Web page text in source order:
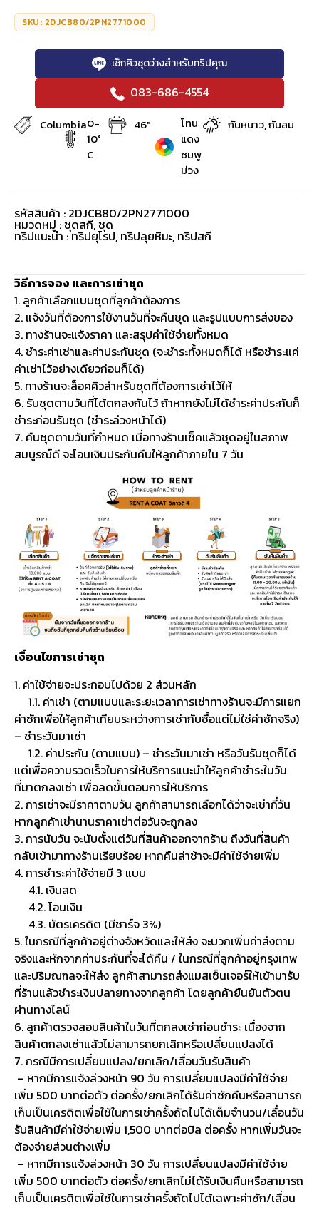
SKU: 2DJCB80/2PN2771000
เช็กคิวชุดว่างสำหรับทริปคุณ
083-686-4554
Columbia0-
10°
C
46"
โทน
แดง
ชมพู
ม่วง
กันหนาว, กันลม
รหัสสินค้า : 2DJCB80/2PN2771000
หมวดหมู่ :ชุดสกี,ชุด
ทริปแนะนำ : ทริปยุโรป, ทริปลุยหิมะ, ทริปสกี
วิธีการจอง และการเช่าชุด
1. ลูกค้าเลือกแบบชุดที่ลูกค้าต้องการ
2. แจ้งวันที่ต้องการใช้งานวันที่จะคืนชุด และรูปแบบการส่งของ
3. ทางร้านจะแจ้งราคา และสรุปค่าใช้จ่ายทั้งหมด
4. ชำระค่าเช่าและค่าประกันชุด (จะชำระทั้งหมดก็ได้ หรือชำระแค่
ค่าเช่าไว้อย่างเดียวก่อนก็ได้)
5. ทางร้านจะล็อคคิวสำหรับชุดที่ต้องการเช่าไว้ให้
6. รับชุดตามวันที่ได้ตกลงกันไว้ ถ้าหากยังไม่ได้ชำระค่าประกันก็
ชำระก่อนรับชุด (ชำระล่วงหน้าได้)
7. คืนชุดตามวันที่กำหนด เมื่อทางร้านเช็คแล้วชุดอยู่ในสภาพ
สมบูรณ์ดี จะโอนเงินประกันคืนให้ลูกค้าภายใน 7 วัน
เงื่อนไขการเช่าชุด
1. ค่าใช้จ่ายจะประกอบไปด้วย 2 ส่วนหลัก
1.1. ค่าเช่า (ตามแบบและระยะเวลาการเช่าทางร้านจะมีการแยก
ค่าซักเพื่อให้ลูกค้าเทียบระหว่างการเช่ากับซื้อแต่ไม่ใช่ค่าซักจริง)
– ชำระวันมาเช่า
1.2. ค่าประกัน (ตามแบบ) – ชำระวันมาเช่า หรือวันรับชุดก็ได้
แต่เพื่อความรวดเร็วในการให้บริการแนะนำให้ลูกค้าชำระในวัน
ที่มาตกลงเช่า เพื่อลดขั้นตอนการให้บริการ
2. การเช่าจะมีราคาตามวัน ลูกค้าสามารถเลือกได้ว่าจะเช่ากี่วัน
หากลูกค้าเช่านานราคาเช่าต่อวันจะถูกลง
3. การนับวัน จะนับตั้งแต่วันที่สินค้าออกจากร้าน ถึงวันที่สินค้า
กลับเข้ามาทางร้านเรียบร้อย หากคืนล่าช้าจะมีค่าใช้จ่ายเพิ่ม
4. การชำระค่าใช้จ่ายมี 3 แบบ
4.1. เงินสด
4.2. โอนเงิน
4.3. บัตรเครดิต (มีชาร์จ 3%)
5. ในกรณีที่ลูกค้าอยู่ต่างจังหวัดและให้ส่ง จะบวกเพิ่มค่าส่งตาม
จริงและหักจากค่าประกันที่จะได้คืน / ในกรณีที่ลูกค้าอยู่กรุงเทพ
และปริมณฑลจะให้ส่ง ลูกค้าสามารถส่งแมสเซ็นเจอร์ให้เข้ามารับ
ที่ร้านแล้วชำระเงินปลายทางจากลูกค้า โดยลูกค้ายืนยันตัวตน
ผ่านทางไลน์
6. ลูกค้าตรวจสอบสินค้าในวันที่ตกลงเช่าก่อนชำระ เนื่องจาก
สินค้าตกลงเช่าแล้วไม่สามารถยกเลิกหรือเปลี่ยนแปลงได้
7. กรณีมีการเปลี่ยนแปลง/ยกเลิก/เลื่อนวันรับสินค้า
– หากมีการแจ้งล่วงหน้า 90 วัน การเปลี่ยนแปลงมีค่าใช้จ่าย
เพิ่ม 500 บาทต่อตัว ต่อครั้ง/ยกเลิกได้รับค่าซักคืนหรือสามารถ
เก็บเป็นเครดิตเพื่อใช้ในการเช่าครั้งถัดไปได้เต็มจำนวน/เลื่อนวัน
รับสินค้ามีค่าใช้จ่ายเพิ่ม 1,500 บาทต่อบิล ต่อครั้ง หากเพิ่มวันจะ
ต้องจ่ายส่วนต่างเพิ่ม
– หากมีการแจ้งล่วงหน้า 30 วัน การเปลี่ยนแปลงมีค่าใช้จ่าย
เพิ่ม 500 บาทต่อตัว ต่อครั้ง/ยกเลิกไม่ได้รับเงินคืนหรือสามารถ
เก็บเป็นเครดิตเพื่อใช้ในการเช่าครั้งถัดไปได้เฉพาะค่าซัก/เลื่อน